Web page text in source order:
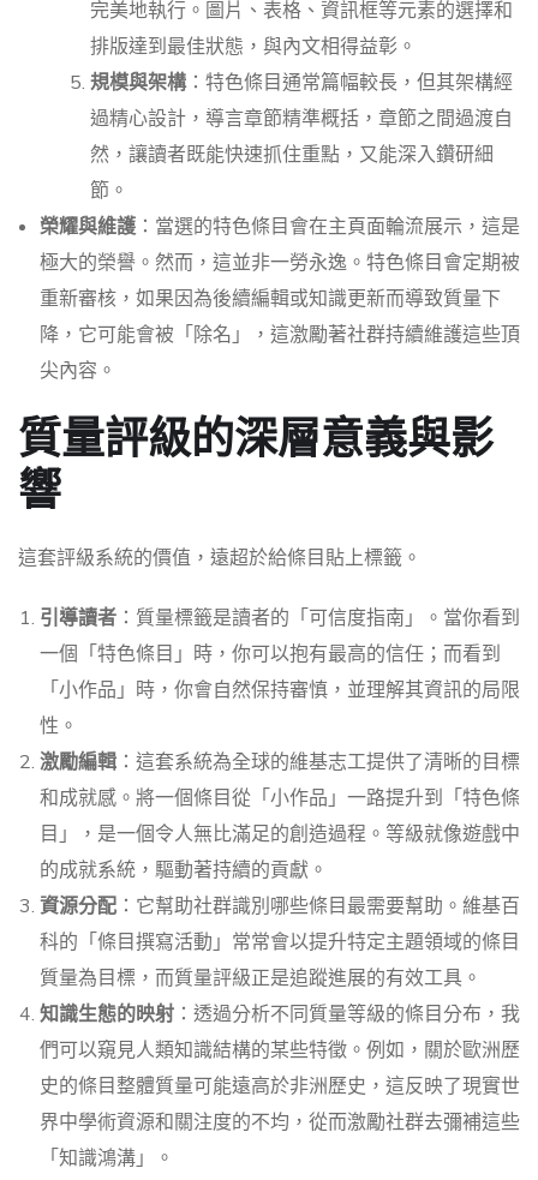
完美地執行。圖片、表格、資訊框等元素的選擇和
排版達到最佳狀態，與內文相得益彰。
規模與架構：特色條目通常篇幅較長，但其架構經
過精心設計，導言章節精準概括，章節之間過渡自
然，讓讀者既能快速抓住重點，又能深入鑽研細
節。
榮耀與維護：當選的特色條目會在主頁面輪流展示，這是
極大的榮譽。然而，這並非一勞永逸。特色條目會定期被
重新審核，如果因為後續編輯或知識更新而導致質量下
降，它可能會被「除名」，這激勵著社群持續維護這些頂
尖內容。
質量評級的深層意義與影
響
這套評級系統的價值，遠超於給條目貼上標籤。
引導讀者 ：質量標籤是讀者的「可信度指南」。當你看到
一個「特色條目」時，你可以抱有最高的信任；而看到
「小作品」時，你會自然保持審慎，並理解其資訊的局限
性。
激勵編輯 ：這套系統為全球的維基志工提供了清晰的目標
和成就感。將一個條目從「小作品」一路提升到「特色條
目」，是一個令人無比滿足的創造過程。等級就像遊戲中
的成就系統，驅動著持續的貢獻。
資源分配 ：它幫助社群識別哪些條目最需要幫助。維基百
科的「條目撰寫活動」常常會以提升特定主題領域的條目
質量為目標，而質量評級正是追蹤進展的有效工具。
知識生態的映射 ：透過分析不同質量等級的條目分布，我
們可以窺見人類知識結構的某些特徵。例如，關於歐洲歷
史的條目整體質量可能遠高於非洲歷史，這反映了現實世
界中學術資源和關注度的不均，從而激勵社群去彌補這些
「知識鴻溝」。